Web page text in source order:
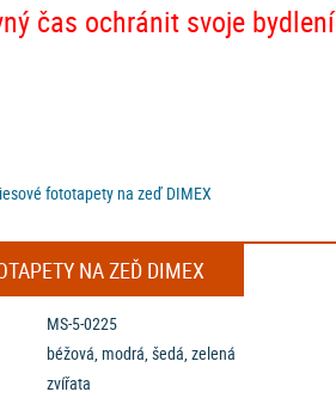
čas ochránit svoje bydlení
fototapety na zeď DIMEX
NA ZEĎ DIMEX
MS-5-0225
béžová, modrá, šedá, zelená
zvířata